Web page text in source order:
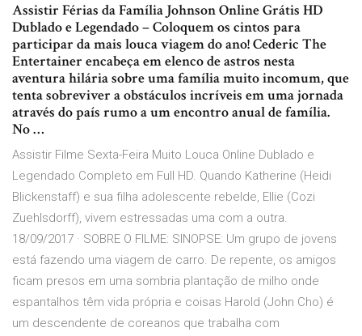
Assistir Férias da Família Johnson Online Grátis HD
Dublado e Legendado – Coloquem os cintos para
participar da mais louca viagem do ano! Cederic The
Entertainer encabeça em elenco de astros nesta
aventura hilária sobre uma família muito incomum, que
tenta sobreviver a obstáculos incríveis em uma jornada
através do país rumo a um encontro anual de família.
No …
Assistir Filme Sexta-Feira Muito Louca Online Dublado e
Legendado Completo em Full HD. Quando Katherine (Heidi
Blickenstaff) e sua filha adolescente rebelde, Ellie (Cozi
Zuehlsdorff), vivem estressadas uma com a outra.
18/09/2017 · SOBRE O FILME: SINOPSE: Um grupo de jovens
está fazendo uma viagem de carro. De repente, os amigos
ficam presos em uma sombria plantação de milho onde
espantalhos têm vida própria e coisas Harold (John Cho) é
um descendente de coreanos que trabalha com